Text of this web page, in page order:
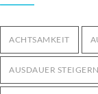
Intensiviere dein
12. OKTOBER 2024
ACHTSAMKEIT
AUSDAUER STEIGERN